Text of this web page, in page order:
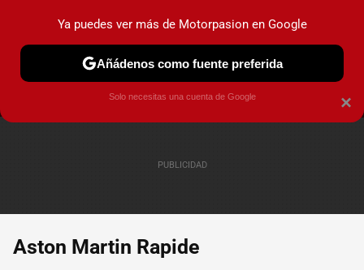
MENÚ NUEVO
COCHES ELÉCTRICOS OBSERVATORIO
Aston Martin Rapide
×
Ya puedes ver más de Motorpasion en Google
Añádenos como fuente preferida
Solo necesitas una cuenta de Google